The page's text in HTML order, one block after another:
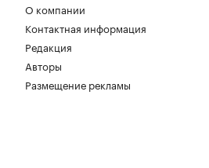
О компании
Контактная информация
Редакция
Авторы
Размещение рекламы